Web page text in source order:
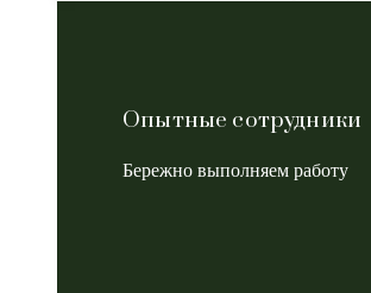
Опытные сотрудники
Бережно выполняем работу